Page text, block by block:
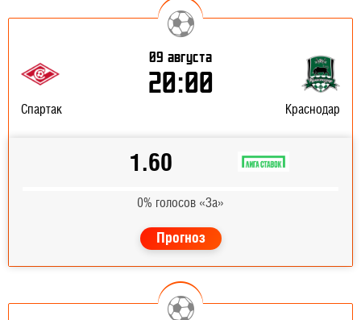
09 августа
20:00
Спартак Краснодар
1.60
0% голосов «За»
Прогноз